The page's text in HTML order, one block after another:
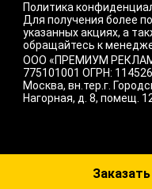
Политика
Для получения более
указанных акциях, а
обращайтесь к
ООО «ПРЕМИУМ
775101001 ОГРН:
Москва, вн.тер.г.
Нагорная, д. 8, помещ.